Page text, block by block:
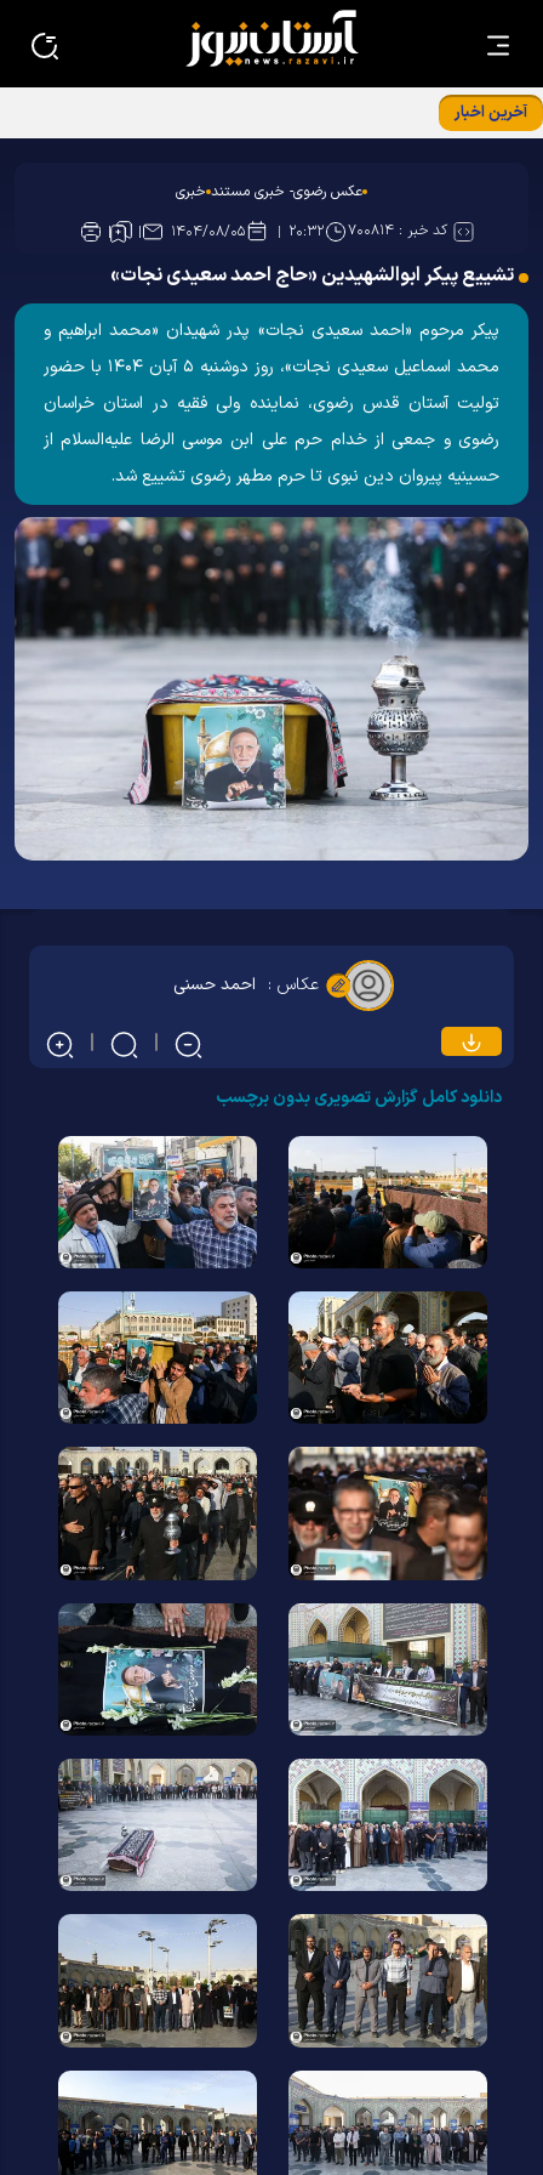
آخرین اخبار
عکس رضوی- خبری مستند خبری
کد خبر : ۷۰۰۸۱۴ ۲۰:۳۲ ۱۴۰۴/۰۸/۰۵
تشییع پیکر ابوالشهیدین «حاج احمد سعیدی نجات»
پیکر مرحوم «احمد سعیدی نجات» پدر شهیدان «محمد ابراهیم و
محمد اسماعیل سعیدی نجات»، روز دوشنبه ۵ آبان ۱۴۰۴ با حضور
تولیت آستان قدس رضوی، نماینده ولی فقیه در استان خراسان
رضوی و جمعی از خدام حرم علی ابن موسی الرضا علیه‌السلام از
حسینیه پیروان دین نبوی تا حرم مطهر رضوی تشییع شد.
عکاس : احمد حسنی
دانلود کامل گزارش تصویری بدون برچسب